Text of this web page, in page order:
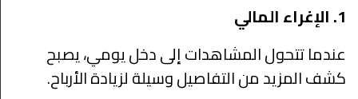
1. الإغراء المالي
عندما تتحول المشاهدات إلى دخل يومي، يصبح
كشف المزيد من التفاصيل وسيلة لزيادة الأرباح.